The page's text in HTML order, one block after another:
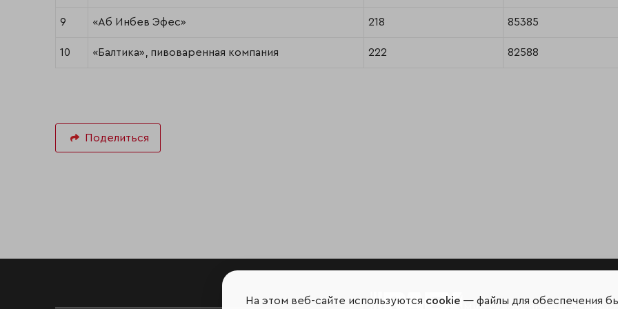
9 «Аб Инбев Эфес» 218 85385
10 «Балтика», пивоваренная компания 222 82588
Поделиться
На этом веб-сайте используются cookie — файлы для обеспечения